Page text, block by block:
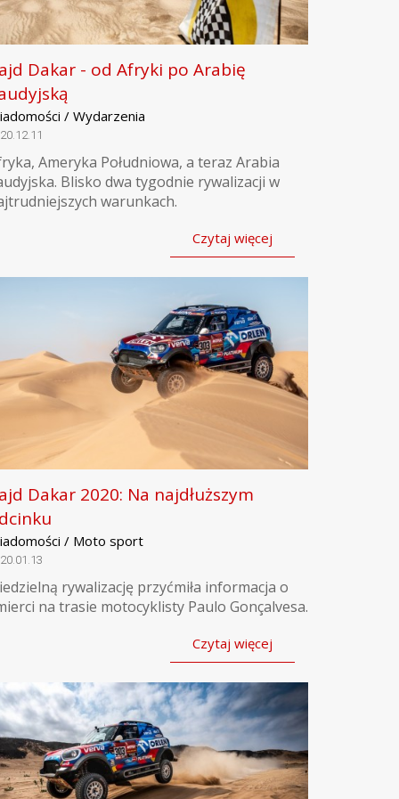
Dakar - od Afryki po Arabię
/ Wydarzenia
Ameryka Południowa, a teraz Arabia
Blisko dwa tygodnie rywalizacji w
warunkach.
Czytaj więcej
Dakar 2020: Na najdłuższym
/ Moto sport
rywalizację przyćmiła informacja o
na trasie motocyklisty Paulo Gonçalvesa.
Czytaj więcej